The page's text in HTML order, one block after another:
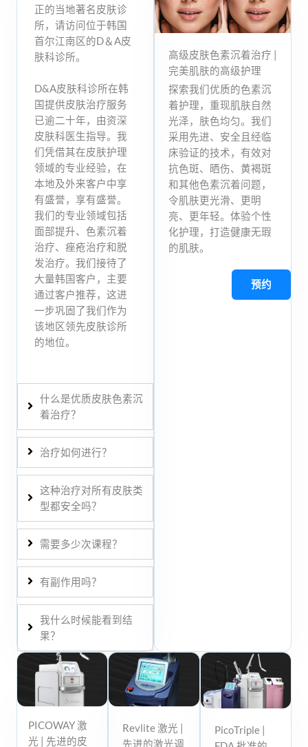
正的当地著名皮肤诊
所，请访问位于韩国
首尔江南区的D＆A皮
肤科诊所。​
D&A皮肤科诊所在韩
国提供皮肤治疗服务
已逾二十年，由资深
皮肤科医生指导。我
们凭借其在皮肤护理
领域的专业经验，在
本地及外来客户中享
有盛誉，享有盛誉。
我们的专业领域包括
面部提升、色素沉着
治疗、痤疮治疗和脱
发治疗。我们接待了
大量韩国客户，主要
通过客户推荐，这进
一步巩固了我们作为
该地区领先皮肤诊所
的地位。
什么是优质皮肤色素沉
着治疗？
治疗如何进行？
这种治疗对所有皮肤类
型都安全吗？
需要多少次课程？
有副作用吗？
我什么时候能看到结
果？
高级皮肤色素沉着治疗 |
完美肌肤的高级护理
探索我们优质的色素沉
着护理，重现肌肤自然
光泽，肤色均匀。我们
采用先进、安全且经临
床验证的技术，有效对
抗色斑、晒伤、黄褐斑
和其他色素沉着问题，
令肌肤更光滑、更明
亮、更年轻。体验个性
化护理，打造健康无瑕
的肌肤。
预约
PICOWAY 激
光 | 先进的皮
Revlite 激光 |
先进的激光调
PicoTriple |